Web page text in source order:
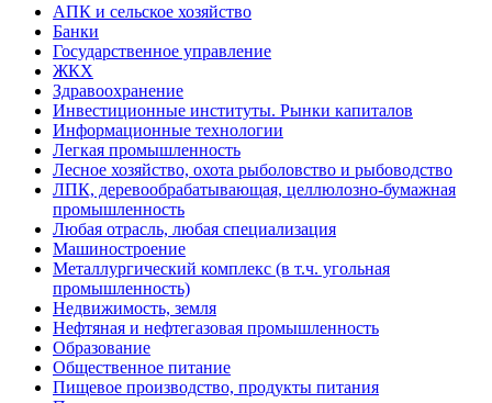
АПК и сельское хозяйство
Банки
Государственное управление
ЖКХ
Здравоохранение
Инвестиционные институты. Рынки капиталов
Информационные технологии
Легкая промышленность
Лесное хозяйство, охота рыболовство и рыбоводство
ЛПК, деревообрабатывающая, целлюлозно-бумажная
промышленность
Любая отрасль, любая специализация
Машиностроение
Металлургический комплекс (в т.ч. угольная
промышленность)
Недвижимость, земля
Нефтяная и нефтегазовая промышленность
Образование
Общественное питание
Пищевое производство, продукты питания